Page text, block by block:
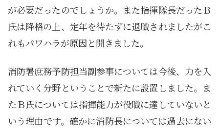
が必要だったのでしょうか。また指揮隊長だったＢ
氏は降格の上、定年を待たずに退職されましたがこ
れもパワハラが原因と聞きました。
消防署庶務予防担当副参事については今後、力を入
れていく分野ということで新たに設置しました。ま
たＢ氏については指揮能力が役職に達していないと
いう理由です。確かに消防長については過去にない